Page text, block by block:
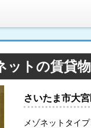
ットの賃貸
さいたま市大
メゾネットタイ